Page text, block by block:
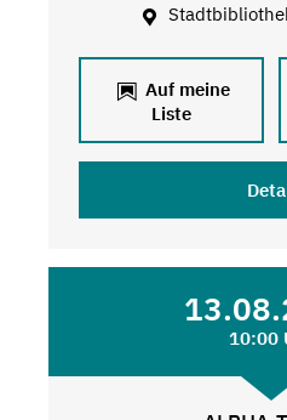
Auf meine
Liste
10:00